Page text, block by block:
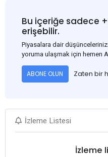
and rural construction
to the market despite
rainfall.
Bu içeriğe sadece
erişebilir.
Piyasalara dair
yoruma ulaşmak için hemen
ABONE OLUN Zaten bir
İzleme Listesi
İzleme